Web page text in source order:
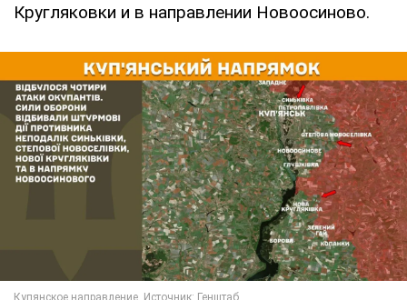
Кругляковки и в направлении Новоосиново.